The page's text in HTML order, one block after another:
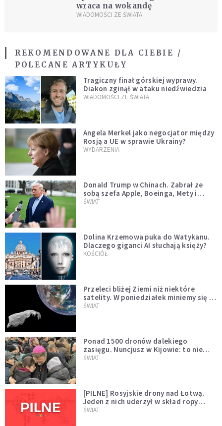
wraca na wokandę
WIADOMOŚCI ZE ŚWIATA
REKOMENDOWANE DLA CIEBIE /
POLECANE ARTYKUŁY
Tragiczny finał górskiej wyprawy.
Diakon zginął w ataku niedźwiedzia
WIADOMOŚCI ZE ŚWIATA
Angela Merkel jako negocjator między
Rosją a UE w sprawie Ukrainy?
WYDARZENIA
Donald Trump w Chinach. Zabrał ze
sobą szefa Apple, Boeinga, Mety i
Muska
ŚWIAT
Dolina Krzemowa puka do Watykanu.
Dlaczego giganci AI słuchają księży?
KOŚCIÓŁ
Przeleci bliżej Ziemi niż niektóre
satelity. W poniedziałek miniemy się z
asteroidą, która poprzedzi znacznie
ŚWIAT
Ponad 1500 dronów dalekiego
zasięgu. Nuncjusz w Kijowie: to nie
wygląda na wolę zakończenia wojny
ŚWIAT
[PILNE] Rosyjskie drony nad Łotwą.
Jeden z nich uderzył w skład ropy
naftowej
ŚWIAT